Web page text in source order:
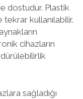
dostudur. Plastik
kullanılabilir.
cihazların
sağladığı